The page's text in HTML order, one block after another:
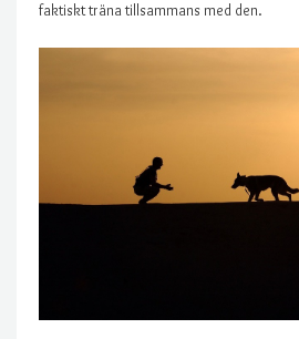
faktiskt träna tillsammans med den.